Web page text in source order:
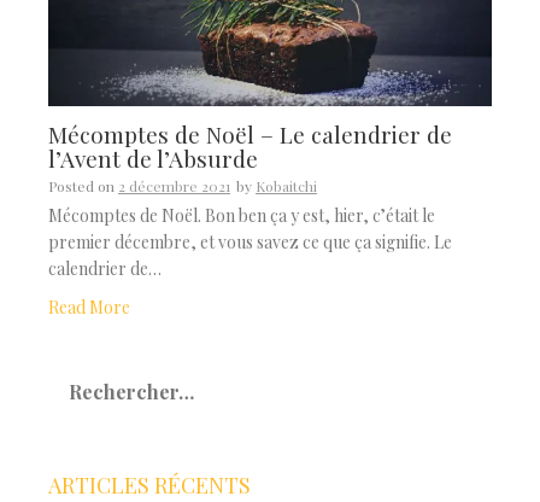
Mécomptes de Noël – Le calendrier de
l’Avent de l’Absurde
Posted on 2 décembre 2021 by Kobaitchi
Mécomptes de Noël. Bon ben ça y est, hier, c’était le
premier décembre, et vous savez ce que ça signifie. Le
calendrier de…
Read More
ARTICLES RÉCENTS